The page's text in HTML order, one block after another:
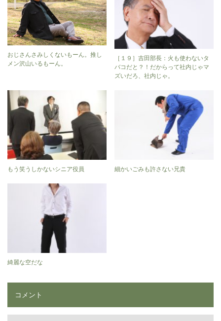
おじさんさみしくないもーん。推し
メン沢山いるもーん。
［１９］吉田部長：火も使わないタ
バコだと？！だからって社内じゃマ
ズいだろ、社内じゃ。
もう笑うしかないシニア役員 細かいごみも許さない兄貴
綺麗な空だな
コメント